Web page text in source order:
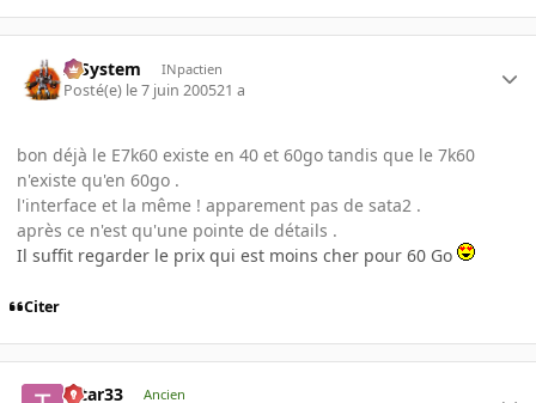
X-System INpactien
Posté(e) le 7 juin 200521 a
bon déjà le E7k60 existe en 40 et 60go tandis que le 7k60
n'existe qu'en 60go .
l'interface et la même ! apparement pas de sata2 .
après ce n'est qu'une pointe de détails .
Il suffit regarder le prix qui est moins cher pour 60 Go
Citer
tatar33 Ancien